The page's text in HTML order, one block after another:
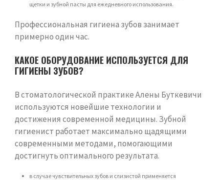
щетки и зубной пасты для ежедневного использования.
Профессиональная гигиена зубов занимает
примерно один час.
КАКОЕ ОБОРУДОВАНИЕ ИСПОЛЬЗУЕТСЯ ДЛЯ
ГИГИЕНЫ ЗУБОВ?
В стоматологической практике Алены Буткевичи
используются новейшие технологии и
достижения современной медицины. Зубной
гигиенист работает максимально щадящими
современными методами, помогающими
достигнуть оптимального результата.
в случае чувствительных зубов и слизистой применяется